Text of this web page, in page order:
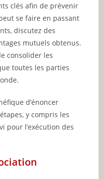
clés afin de prévenir
se faire en passant
discutez des
mutuels obtenus.
consolider les
toutes les parties
d’énoncer
y compris les
pour l’exécution des